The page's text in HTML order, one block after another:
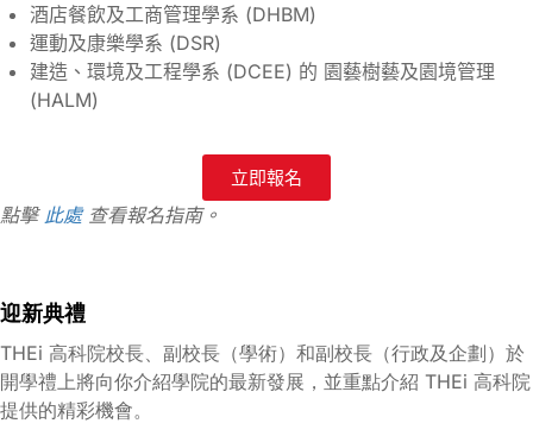
酒店餐飲及工商管理學系 (DHBM)
運動及康樂學系 (DSR)
建造、環境及工程學系 (DCEE) 的 園藝樹藝及園境管理
(HALM)
立即報名
點擊 此處查看報名指南。
迎新典禮
THEi 高科院校長、副校長（學術）和副校長（行政及企劃）於
開學禮上將向你介紹學院的最新發展，並重點介紹 THEi 高科院
提供的精彩機會。